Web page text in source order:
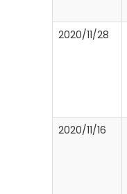
2020/11/28
2020/11/16